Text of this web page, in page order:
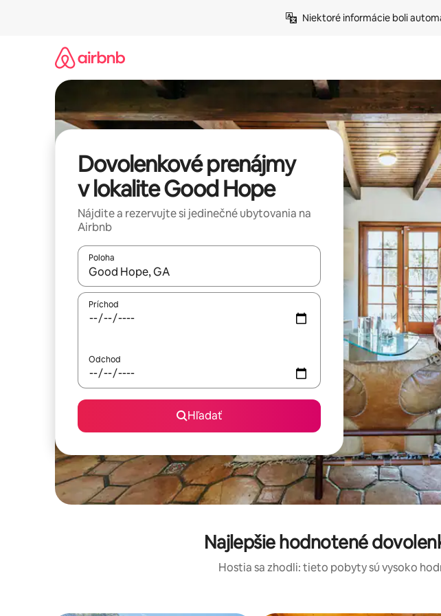
Niektoré informácie boli
Dovolenkové prenájmy
v lokalite Good Hope
Nájdite a rezervujte si jedinečné ubytovania na
Airbnb
Poloha
Keď budú výsledky k dispozícii, môžete si ich prechádzať pomocou klávesov
Príchod
Odchod
Hľadať
Najlepšie hodnotené
Hostia sa zhodli: tieto pobyty sú vysoko